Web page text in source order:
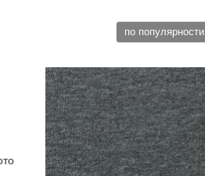
по популярности